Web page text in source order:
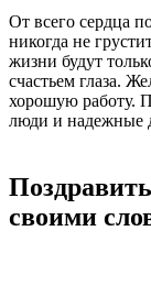
От всего сердца
никогда не
жизни будут
счастьем глаза.
хорошую работу.
люди и надежные
своими